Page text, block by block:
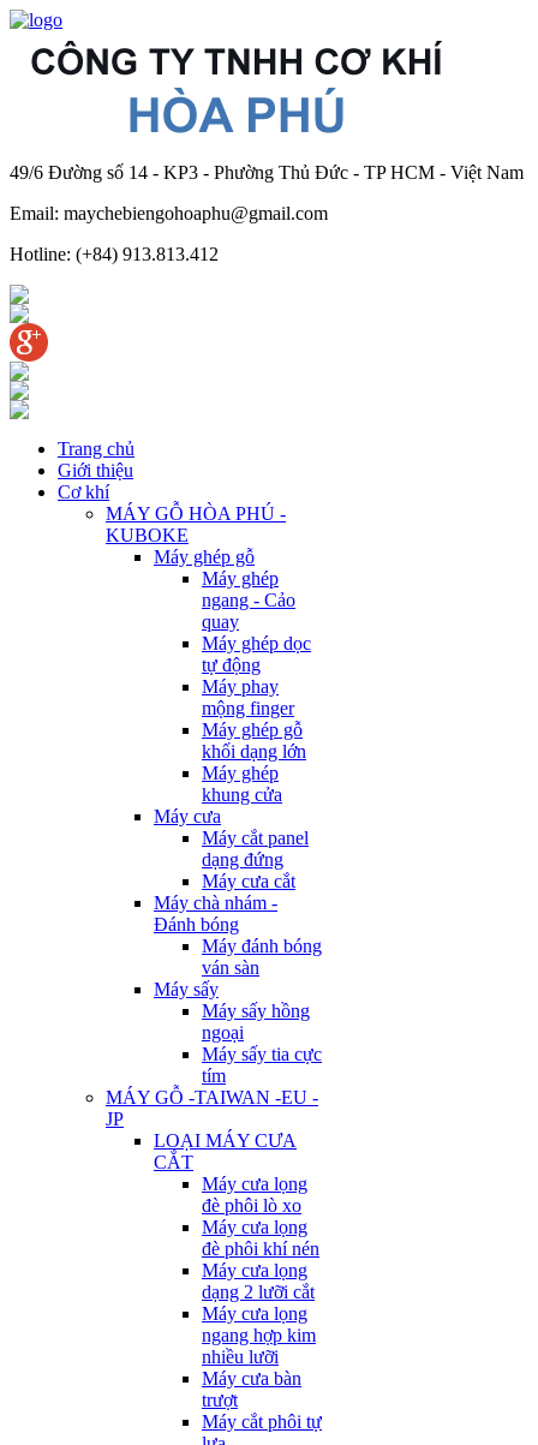
49/6 Đường số 14 - KP3 - Phường Thủ Đức - TP HCM - Việt Nam
Email: maychebiengohoaphu@gmail.com
Hotline: (+84) 913.813.412
Trang chủ
Giới thiệu
Cơ khí
MÁY GỖ HÒA PHÚ -
KUBOKE
Máy ghép gỗ
Máy ghép
ngang - Cảo
quay
Máy ghép dọc
tự động
Máy phay
mộng finger
Máy ghép gỗ
khối dạng lớn
Máy ghép
khung cửa
Máy cưa
Máy cắt panel
dạng đứng
Máy cưa cắt
Máy chà nhám -
Đánh bóng
Máy đánh bóng
ván sàn
Máy sấy
Máy sấy hồng
ngoại
Máy sấy tia cực
tím
MÁY GỖ -TAIWAN -EU -
JP
LOẠI MÁY CƯA
CẮT
Máy cưa lọng
đè phôi lò xo
Máy cưa lọng
đè phôi khí nén
Máy cưa lọng
dạng 2 lưỡi cắt
Máy cưa lọng
ngang hợp kim
nhiều lưỡi
Máy cưa bàn
trượt
Máy cắt phôi tự